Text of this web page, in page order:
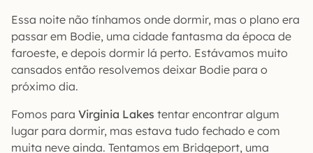
Essa noite não tínhamos onde dormir, mas o plano era
passar em Bodie, uma cidade fantasma da época de
faroeste, e depois dormir lá perto. Estávamos muito
cansados então resolvemos deixar Bodie para o
próximo dia.
Fomos para Virginia Lakes tentar encontrar algum
lugar para dormir, mas estava tudo fechado e com
muita neve ainda. Tentamos em Bridgeport, uma